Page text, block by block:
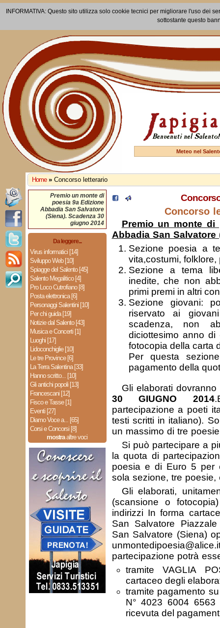
INFORMATIVA: Questo sito utilizza solo cookie tecnici per migliorare l'uso dei
sottostante questo
Meteo nel
Home » Concorso letterario
Premio un monte di
poesia 9a Edizione
Abbadia San Salvatore
(Siena). Scadenza 30
giugno 2014
Da leggere...
Virus informatici [14]
Sviluppo Web [10]
Spiagge del Salento [45]
Salento Megalitico [4]
Pro Loco Cutrofiano [8]
Posta elettronica [6]
Personaggi Salentini [10]
Per chi guida [19]
Notizie dal Salento [43]
Musica e Concerti [1]
Luoghi [17]
Lidoconchiglie [10]
Le tre Province [6]
La Terra Salentina [33]
Hanno scritto... [10]
Gli antichi popoli [13]
Francescani [12]
Fisco e Tasse [1]
Eventi [27]
Diamo Voce a... [65]
Corsi e Concorsi [8]
mostraaltre voci
Concorso
Premio un monte di
Abbadia San Salvatore
Sezione poesia a
vita,costumi, folklore,
Sezione a tema
inedite, che non
primi premi in altri
Sezione giovani:
riservato ai
scadenza, non
diciottesimo anno
fotocopia della carta
Per questa
pagamento della
Gli elaborati
30 GIUGNO 2014
partecipazione a poeti
testi scritti in italiano).
un massimo di tre
Si può partecipare a
la quota di
poesia e di Euro 5 per
sola sezione, tre poesie,
Gli elaborati,
(scansione o
indirizzi In forma
San Salvatore
San Salvatore (Siena)
partecipazione potrà
tramite VAGLIA
cartaceo degli
tramite pagamento
N° 4023 6004
ricevuta del